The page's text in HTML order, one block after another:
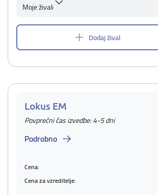
Moje živali
Dodaj žival
Lokus EM
Povprečni čas izvedbe: 4-5 dni
Podrobno
Cena:
Cena za vzreditelje: